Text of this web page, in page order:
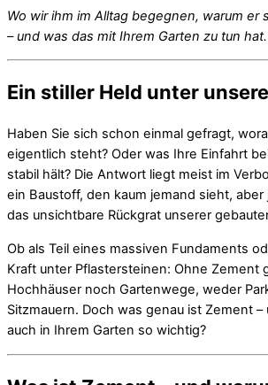
Wo wir ihm im Alltag begegnen, warum er
– und was das mit Ihrem Garten zu tun hat.
Ein stiller Held unter
Haben Sie sich schon einmal gefragt,
eigentlich steht? Oder was Ihre Einfahrt
stabil hält? Die Antwort liegt meist im
ein Baustoff, den kaum jemand sieht,
das unsichtbare Rückgrat unserer
Ob als Teil eines massiven Fundaments
Kraft unter Pflastersteinen: Ohne Zement
Hochhäuser noch Gartenwege, weder
Sitzmauern. Doch was genau ist Zement
auch in Ihrem Garten so wichtig?